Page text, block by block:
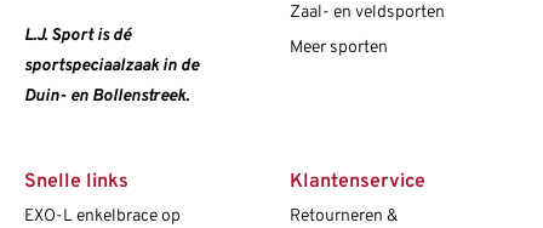
L.J. Sport is dé
sportspeciaalzaak in de
Duin- en Bollenstreek.
Zaal- en veldsporten
Meer sporten
Snelle links
EXO-L enkelbrace op
Klantenservice
Retourneren &